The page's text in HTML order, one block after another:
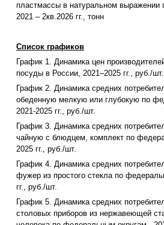
пластмассы в натуральном выражении
2021 – 2кв.2026 гг., тонн
Список графиков
График 1. Динамика цен
посуды в России, 2021–2025 гг., руб./шт.
График 2. Динамика средних
обеденную мелкую или глубокую по
2021-2025 гг., руб./шт.
График 3. Динамика средних
чайную с блюдцем, комплект по
2025 гг., руб./шт.
График 4. Динамика средних
фужер из простого стекла по
гг., руб./шт.
График 5. Динамика средних
столовых приборов из нержавеющей